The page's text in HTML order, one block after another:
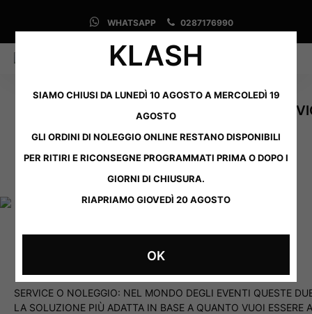
WHATSAPP 0287176990
0 0
SERVICE O NOLEGGIO: NEL MONDO DEGLI EVENTI QUESTE
LA SOLUZIONE PIÙ ADATTA IN BASE A QUANTO VUOI ESSERE
KLASH
SIAMO CHIUSI DA LUNEDÌ 10 AGOSTO A MERCOLEDÌ 19
AGOSTO
GLI ORDINI DI NOLEGGIO ONLINE RESTANO DISPONIBILI
PER RITIRI E RICONSEGNE PROGRAMMATI PRIMA O DOPO I
GIORNI DI CHIUSURA.
RIAPRIAMO GIOVEDÌ 20 AGOSTO
OK